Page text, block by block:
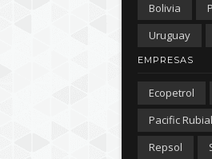
Bolivia
Uruguay
EMPRESAS
Ecopetrol
Pacific
Repsol